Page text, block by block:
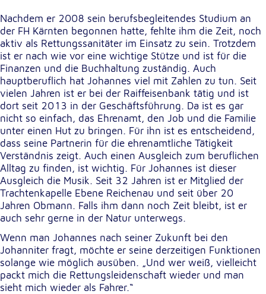
Nachdem er 2008 sein berufsbegleitendes Studium an
der FH Kärnten begonnen hatte, fehlte ihm die Zeit, noch
aktiv als Rettungssanitäter im Einsatz zu sein. Trotzdem
ist er nach wie vor eine wichtige Stütze und ist für die
Finanzen und die Buchhaltung zuständig. Auch
hauptberuflich hat Johannes viel mit Zahlen zu tun. Seit
vielen Jahren ist er bei der Raiffeisenbank tätig und ist
dort seit 2013 in der Geschäftsführung. Da ist es gar
nicht so einfach, das Ehrenamt, den Job und die Familie
unter einen Hut zu bringen. Für ihn ist es entscheidend,
dass seine Partnerin für die ehrenamtliche Tätigkeit
Verständnis zeigt. Auch einen Ausgleich zum beruflichen
Alltag zu finden, ist wichtig. Für Johannes ist dieser
Ausgleich die Musik. Seit 32 Jahren ist er Mitglied der
Trachtenkapelle Ebene Reichenau und seit über 20
Jahren Obmann. Falls ihm dann noch Zeit bleibt, ist er
auch sehr gerne in der Natur unterwegs.
Wenn man Johannes nach seiner Zukunft bei den
Johanniter fragt, möchte er seine derzeitigen Funktionen
solange wie möglich ausüben. „Und wer weiß, vielleicht
packt mich die Rettungsleidenschaft wieder und man
sieht mich wieder als Fahrer.“
Um Inhalte von Videoplattformen und
Kartendiensten anzeigen zu können, werden von
diesen externen Diensten Cookies gesetzt.
YouTube
Anbieter:
Google LLC
Zweck:
Einbinden und Anzeigen von Videos
Google Maps
Name:
NID
Anbieter:
Google LLC
Zweck:
Einbinden von interaktiven Google Karten